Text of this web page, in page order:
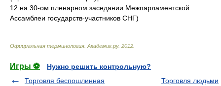
12 на 30-ом пленарном заседании Межпарламентской
Ассамблеи государств-участников СНГ)
Официальная терминология Академик.ру. 2012
Игры ⚽
Нужно решить контрольную?
Торговля беспошлинная
Торговля людьми